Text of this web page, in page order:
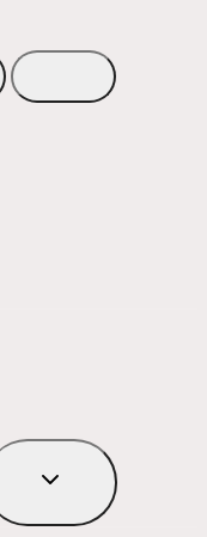
TOGGLE
SUBMENU